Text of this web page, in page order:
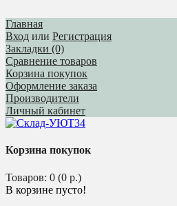
Главная
Вход или Регистрация
Закладки (0)
Сравнение товаров
Корзина покупок
Оформление заказа
Производители
Личный кабинет
Корзина покупок
Товаров: 0 (0 р.)
В корзине пусто!